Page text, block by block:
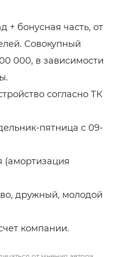
+ бонусная часть, от
Совокупный
000, в зависимости
согласно ТК
пятница с 09-
(амортизация
дружный, молодой
компании.